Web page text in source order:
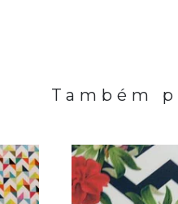
Também